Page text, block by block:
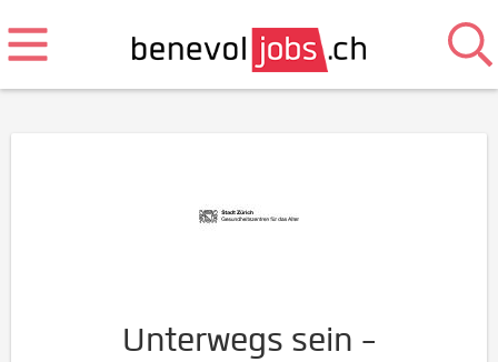
Unterwegs sein -